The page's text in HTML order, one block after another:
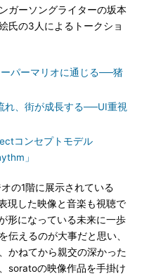
ガーソングライターの坂本
氏の3人によるトークショ
パーマリオに通じる──猪
れ、街が成長する──UI重視
コンセプトモデル
」
の1階に展示されている
現した映像と音楽も視聴で
形になっている未来に一歩
伝えるのが大事だと思い、
かねてから親交の深かった
soratoの映像作品を手掛け